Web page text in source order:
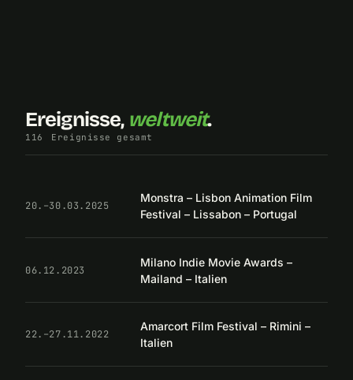
Ereignisse, weltweit.
116 Ereignisse gesamt
20.–30.03.2025
Monstra – Lisbon Animation Film
Festival – Lissabon – Portugal
06.12.2023
Milano Indie Movie Awards –
Mailand – Italien
22.–27.11.2022
Amarcort Film Festival – Rimini –
Italien